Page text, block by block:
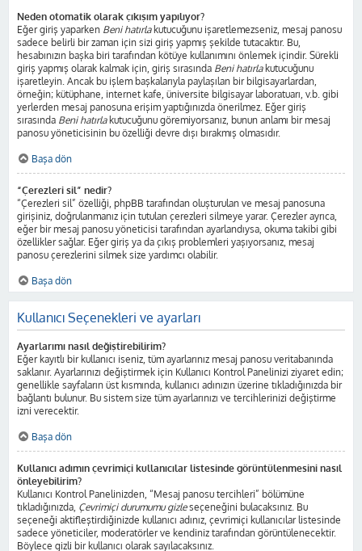
Neden otomatik olarak çıkışım yapılıyor?
Eğer giriş yaparken Beni hatırlakutucuğunu işaretlemezseniz, mesaj panosu
sadece belirli bir zaman için sizi giriş yapmış şekilde tutacaktır. Bu,
hesabınızın başka biri tarafından kötüye kullanımını önlemek içindir. Sürekli
giriş yapmış olarak kalmak için, giriş sırasında Beni hatırlakutucuğunu
işaretleyin. Ancak bu işlem başkalarıyla paylaşılan bir bilgisayarlardan,
örneğin; kütüphane, internet kafe, üniversite bilgisayar laboratuarı, v.b. gibi
yerlerden mesaj panosuna erişim yaptığınızda önerilmez. Eğer giriş
sırasında Beni hatırlakutucuğunu göremiyorsanız, bunun anlamı bir mesaj
panosu yöneticisinin bu özelliği devre dışı bırakmış olmasıdır.
Başa dön
“Çerezleri sil” nedir?
“Çerezleri sil” özelliği, phpBB tarafından oluşturulan ve mesaj panosuna
girişiniz, doğrulanmanız için tutulan çerezleri silmeye yarar. Çerezler ayrıca,
eğer bir mesaj panosu yöneticisi tarafından ayarlandıysa, okuma takibi gibi
özellikler sağlar. Eğer giriş ya da çıkış problemleri yaşıyorsanız, mesaj
panosu çerezlerini silmek size yardımcı olabilir.
Başa dön
Kullanıcı Seçenekleri ve ayarları
Ayarlarımı nasıl değiştirebilirim?
Eğer kayıtlı bir kullanıcı iseniz, tüm ayarlarınız mesaj panosu veritabanında
saklanır. Ayarlarınızı değiştirmek için Kullanıcı Kontrol Panelinizi ziyaret edin;
genellikle sayfaların üst kısmında, kullanıcı adınızın üzerine tıkladığınızda bir
bağlantı bulunur. Bu sistem size tüm ayarlarınızı ve tercihlerinizi değiştirme
izni verecektir.
Başa dön
Kullanıcı adımın çevrimiçi kullanıcılar listesinde görüntülenmesini nasıl
önleyebilirim?
Kullanıcı Kontrol Panelinizden, “Mesaj panosu tercihleri” bölümüne
tıkladığınızda, Çevrimiçi durumumu gizleseçeneğini bulacaksınız. Bu
seçeneği aktifleştirdiğinizde kullanıcı adınız, çevrimiçi kullanıcılar listesinde
sadece yöneticiler, moderatörler ve kendiniz tarafından görüntülenecektir.
Böylece gizli bir kullanıcı olarak sayılacaksınız.